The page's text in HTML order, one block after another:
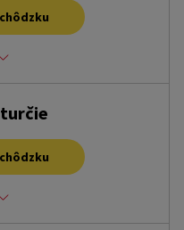
32, Lučenec, 984 01